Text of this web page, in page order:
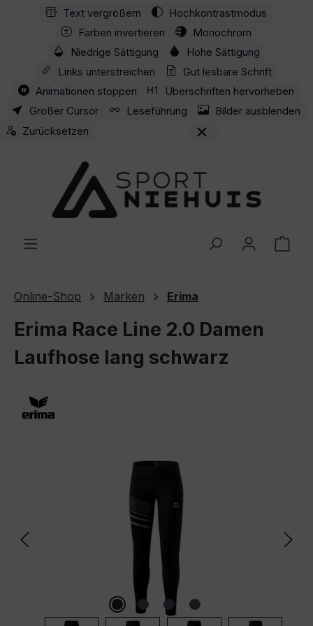
Zum Hauptinhalt springen
Text vergrößern
Hochkontrastmodus
Farben invertieren
Monochrom
Niedrige Sättigung
Hohe Sättigung
Links unterstreichen
Gut lesbare Schrift
Animationen stoppen
Überschriften hervorheben
Großer Cursor
Leseführung
Bilder ausblenden
Zurücksetzen
Online-Shop Marken Erima
Erima Race Line 2.0 Damen
Laufhose lang schwarz
Bildergalerie überspringen